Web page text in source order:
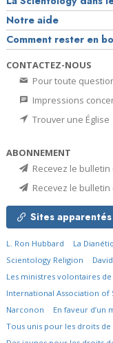
Notre aide
Comment rester en
CONTACTEZ-NOUS
Pour toute
Impressions
Trouver une Église
ABONNEMENT
Recevez le
Recevez le bulletin
Sites apparentés
L. Ron Hubbard La
Scientology Religion
Les ministres volontaires
International Association of
Narconon
En faveur d’un
Tous unis pour les droits de